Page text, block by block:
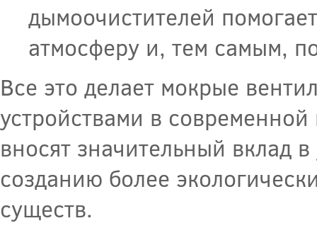
дымоочистителей
атмосферу и, тем самым,
Все это делает мокрые
устройствами в
вносят значительный вклад
созданию более
существ.